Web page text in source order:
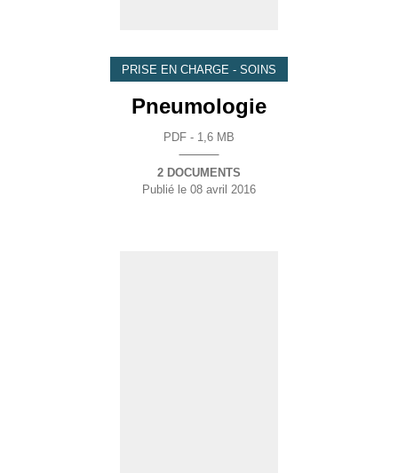
PRISE EN CHARGE - SOINS
Pneumologie
PDF - 1,6 MB
2 DOCUMENTS
Publié le 08 avril 2016